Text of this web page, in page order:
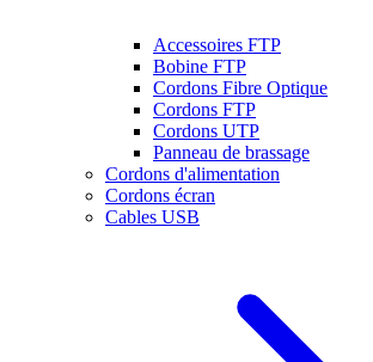
Accessoires FTP
Bobine FTP
Cordons Fibre Optique
Cordons FTP
Cordons UTP
Panneau de brassage
Cordons d'alimentation
Cordons écran
Cables USB